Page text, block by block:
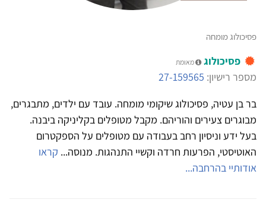
פסיכולוג מומחה
פסיכולוג מאומת
מספר רישיון: 27-159565
בר בן עטיה, פסיכולוג שיקומי מומחה. עובד עם ילדים, מתבגרים,
מבוגרים צעירים והוריהם. מקבל מטופלים בקליניקה ביבנה.
בעל ידע וניסיון רחב בעבודה עם מטופלים על הספקטרום
האוטיסטי, הפרעות חרדה וקשיי התנהגות. מנוסה... קראו
אודותיי בהרחבה...